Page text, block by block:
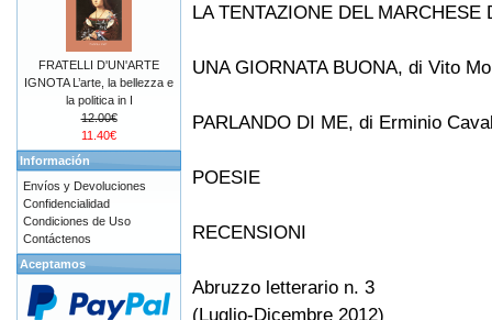
LA TENTAZIONE DEL
UNA GIORNATA BUONA, di Vito
PARLANDO DI ME, di Erminio
POESIE
RECENSIONI
Abruzzo letterario n. 3
(Luglio-Dicembre 2012)
FRATELLI D'UN'ARTE
IGNOTA L’arte, la bellezza e
la politica in I
12.00€
11.40€
Información
Envíos y Devoluciones
Confidencialidad
Condiciones de Uso
Contáctenos
Aceptamos